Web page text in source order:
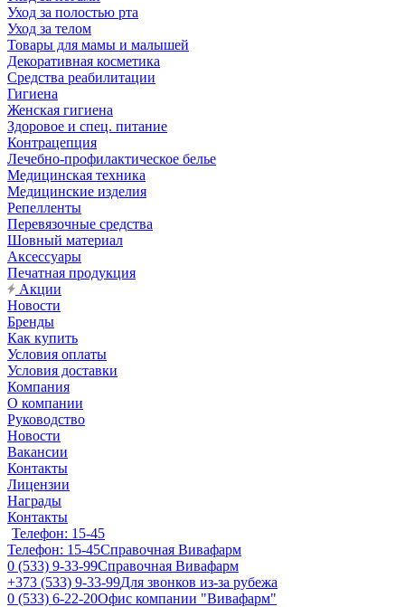
Уход за полостью рта
Уход за телом
Товары для мамы и малышей
Декоративная косметика
Средства реабилитации
Гигиена
Женская гигиена
Здоровое и спец. питание
Контрацепция
Лечебно-профилактическое белье
Медицинская техника
Медицинские изделия
Репелленты
Перевязочные средства
Шовный материал
Аксессуары
Печатная продукция
Акции
Новости
Бренды
Как купить
Условия оплаты
Условия доставки
Компания
О компании
Руководство
Новости
Вакансии
Контакты
Лицензии
Награды
Контакты
Телефон: 15-45
Телефон: 15-45Справочная Вивафарм
0 (533) 9-33-99Справочная Вивафарм
+373 (533) 9-33-99Для звонков из-за рубежа
0 (533) 6-22-20Офис компании "Вивафарм"